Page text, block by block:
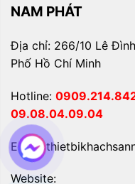
NAM PHÁT
Địa chỉ: 266/10 Lê
Phố Hồ Chí Minh
Hotline:
09.08.04.09.04
Email:
Website: